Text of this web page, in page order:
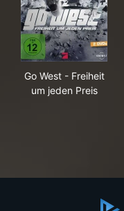
Go West - Freiheit
um jeden Preis